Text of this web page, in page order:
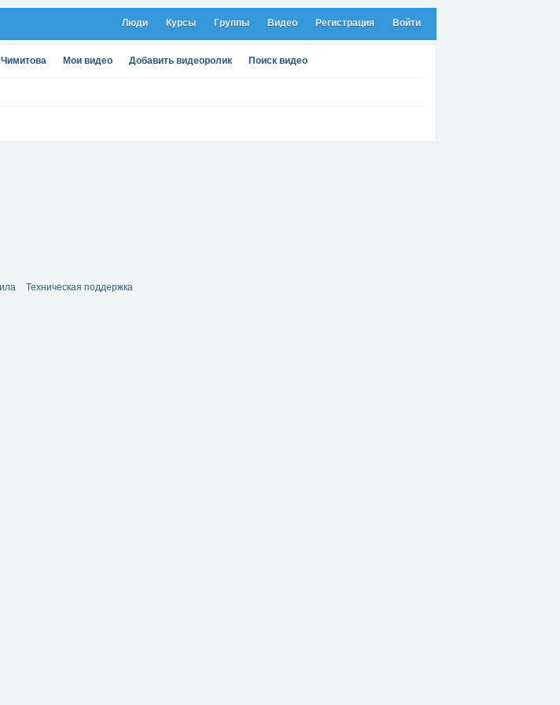
Люди Курсы Группы Видео Регистрация Войти
Мои видео Добавить видеоролик Поиск видео
Техническая поддержка